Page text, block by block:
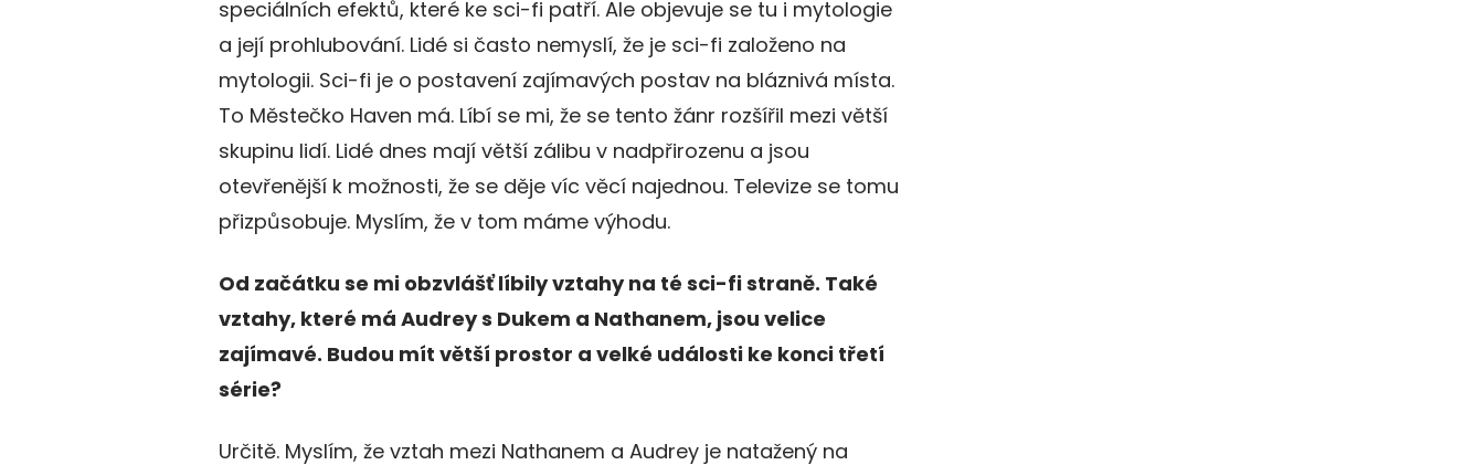
speciálních efektů, které ke sci-fi patří. Ale objevuje se tu i mytologie
a její prohlubování. Lidé si často nemyslí, že je sci-fi založeno na
mytologii. Sci-fi je o postavení zajímavých postav na bláznivá místa.
To Městečko Haven má. Líbí se mi, že se tento žánr rozšířil mezi větší
skupinu lidí. Lidé dnes mají větší zálibu v nadpřirozenu a jsou
otevřenější k možnosti, že se děje víc věcí najednou. Televize se tomu
přizpůsobuje. Myslím, že v tom máme výhodu.
Od začátku se mi obzvlášť líbily vztahy na té sci-fi straně. Také
vztahy, které má Audrey s Dukem a Nathanem, jsou velice
zajímavé. Budou mít větší prostor a velké události ke konci třetí
série?
Určitě. Myslím, že vztah mezi Nathanem a Audrey je natažený na